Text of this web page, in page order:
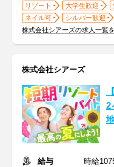
リゾート 大学生歓迎
ネイル可
シルバー歓迎
株式会社シアーズの求人一覧
株式会社シアーズ
2
給与
時給